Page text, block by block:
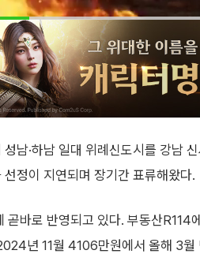
남·하남 일대 위례신도시를 강남
정이 지연되며 장기간 표류해왔다.
곧바로 반영되고 있다. 부동산
년 11월 4106만원에서 올해 3